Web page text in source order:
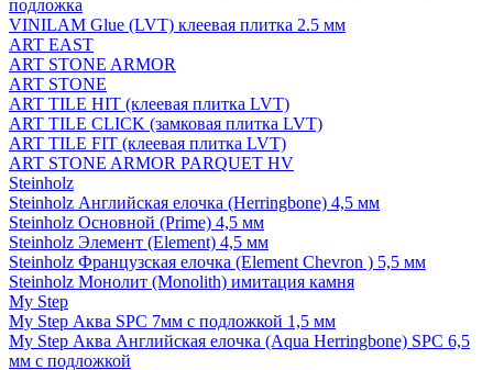
подложка
VINILAM Glue (LVT) клеевая плитка 2.5 мм
ART EAST
ART STONE ARMOR
ART STONE
ART TILE HIT (клеевая плитка LVT)
ART TILE CLICK (замковая плитка LVT)
ART TILE FIT (клеевая плитка LVT)
ART STONE ARMOR PARQUET HV
Steinholz
Steinholz Английская елочка (Herringbone) 4,5 мм
Steinholz Основной (Prime) 4,5 мм
Steinholz Элемент (Element) 4,5 мм
Steinholz Французская елочка (Element Chevron ) 5,5 мм
Steinholz Монолит (Monolith) имитация камня
My Step
My Step Аква SPC 7мм c подложкой 1,5 мм
My Step Аква Английская елочка (Aqua Herringbone) SPC 6,5
мм с подложкой